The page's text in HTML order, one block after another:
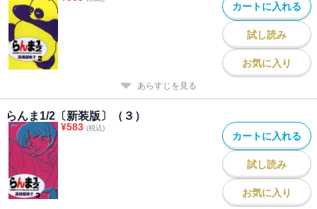
カートに入れる
試し読み
お気に入り
あらすじを見る
らんま1/2〔新装版〕（３）
¥583 (税込)
カートに入れる
試し読み
お気に入り